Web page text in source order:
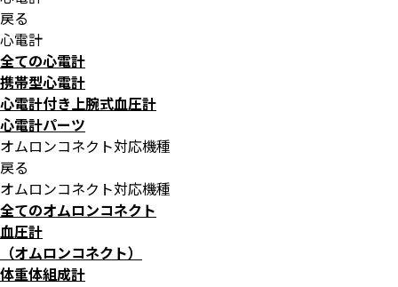
戻る
心電計
全ての心電計
携帯型心電計
心電計付き上腕式血圧計
心電計パーツ
オムロンコネクト対応機種
戻る
オムロンコネクト対応機種
全てのオムロンコネクト
血圧計
（オムロンコネクト）
体重体組成計